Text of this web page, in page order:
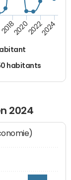
habitants
2018202020222024
2024